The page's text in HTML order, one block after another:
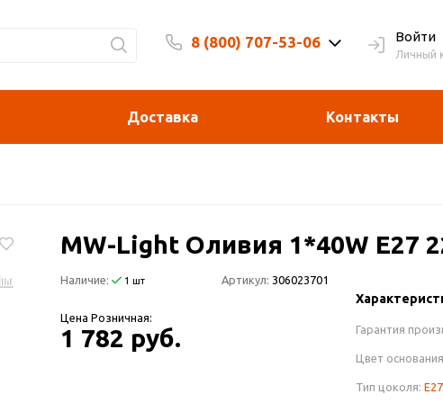
8 (800) 707-53-06 Войти
Личный
Доставка Контакты
MW-Light Оливия 1*40W E27
Наличие: 1 шт Артикул: 306023701
Цена Розничная:
1 782 руб. Гарантия
Цвет
Тип цоколя: E27